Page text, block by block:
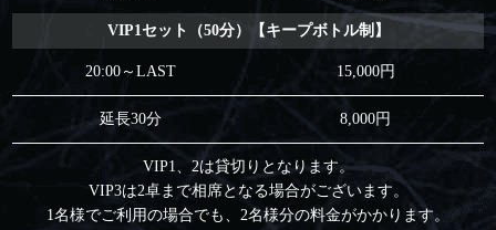
VIP1セット（50分）【キープボトル制】
20:00～LAST 15,000円
延長30分 8,000円
VIP1、2は貸切りとなります。
VIP3は2卓まで相席となる場合がございます。
1名様でご利用の場合でも、2名様分の料金がかかります。